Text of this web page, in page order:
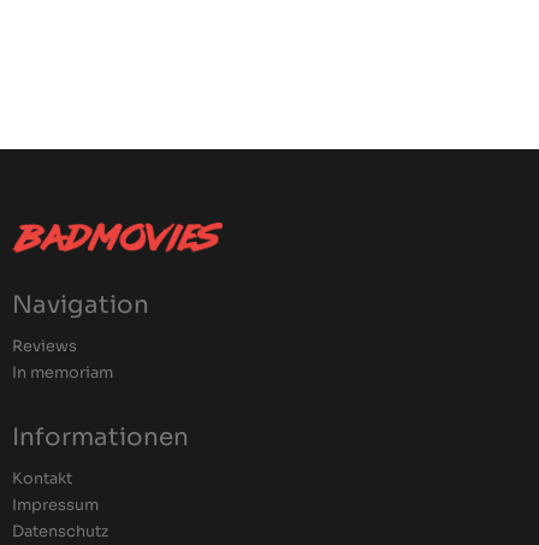
Navigation
Reviews
In memoriam
Informationen
Kontakt
Impressum
Datenschutz